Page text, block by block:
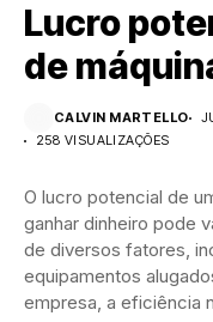
Lucro
de
CALVIN MARTELLO
258 VISUALIZAÇÕES
O lucro potencial de
ganhar dinheiro pode
de diversos fatores,
equipamentos
empresa, a eficiência